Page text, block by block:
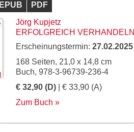
EPUB
PDF
Jörg Kupjetz
ERFOLGREICH VERHANDELN
Erscheinungstermin: 27.02.2025
168 Seiten, 21,0 x 14,8 cm
Buch, 978-3-96739-236-4
€ 32,90 (D) | € 33,90 (A)
Zum Buch